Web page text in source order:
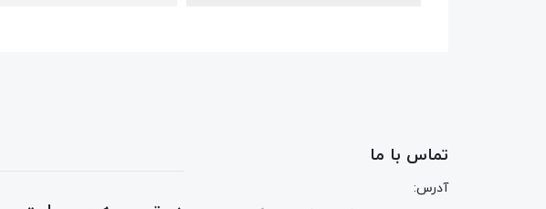
تماس با ما
آدرس: